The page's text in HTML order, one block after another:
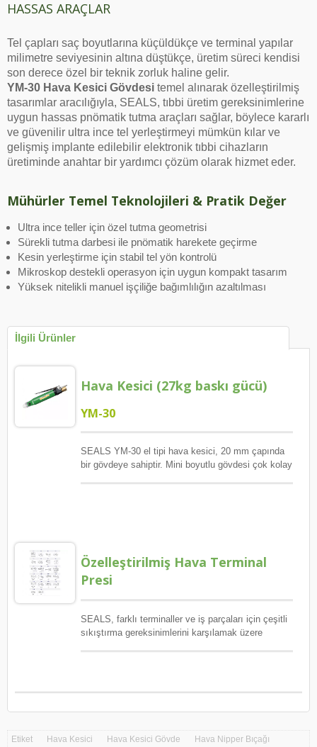
HASSAS ARAÇLAR
Tel çapları saç boyutlarına küçüldükçe ve terminal yapılar
milimetre seviyesinin altına düştükçe, üretim süreci kendisi
son derece özel bir teknik zorluk haline gelir.
YM-30 Hava Kesici Gövdesi temel alınarak özelleştirilmiş
tasarımlar aracılığıyla, SEALS, tıbbi üretim gereksinimlerine
uygun hassas pnömatik tutma araçları sağlar, böylece kararlı
ve güvenilir ultra ince tel yerleştirmeyi mümkün kılar ve
gelişmiş implante edilebilir elektronik tıbbi cihazların
üretiminde anahtar bir yardımcı çözüm olarak hizmet eder.
Mühürler Temel Teknolojileri & Pratik Değer
Ultra ince teller için özel tutma geometrisi
Sürekli tutma darbesi ile pnömatik harekete geçirme
Kesin yerleştirme için stabil tel yön kontrolü
Mikroskop destekli operasyon için uygun kompakt tasarım
Yüksek nitelikli manuel işçiliğe bağımlılığın azaltılması
İlgili Ürünler
Hava Kesici (27kg baskı gücü)
YM-30
SEALS YM-30 el tipi hava kesici, 20 mm çapında
bir gövdeye sahiptir. Mini boyutlu gövdesi çok kolay
ergonomik çalışma ve daha yüksek verimlilik
sağlamaya yardımcı olabilir. Özellikle tekrarlayan
sıkma, kesme, sıkıştırma, presleme uygulamaları
için, bu işler sadece kolay bir kolu tetikleyerek
yapılacaktır. SEALS Hava Nipeli, çeşitli endüstriyel
talepler için geniş bir hava nipeli ve bıçak seçeneği
sunar. Dönebilen SEALS hava nipeli araç gövdesi,
sağ el ve sol el operatörleri için mevcuttur.
Özelleştirilmiş Hava Terminal
Presi
SEALS, farklı terminaller ve iş parçaları için çeşitli
sıkıştırma gereksinimlerini karşılamak üzere
kapsamaktadır. Z serisi, kesme, düzleştirme,
20'den fazla varyasyon sunmaktadır (örneğin, Z1–
Etiket Hava Kesici Hava Kesici Gövde
Hava Nipper Bıçağı